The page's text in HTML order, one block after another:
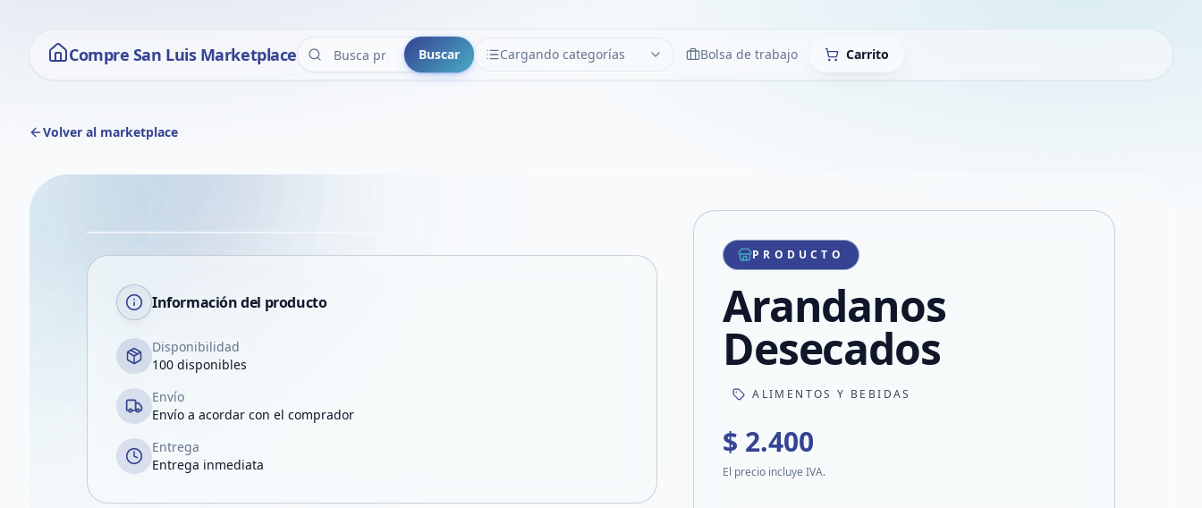
Compre San Luis Marketplace Buscar Cargando categorías
CATEGORÍAS LimpiarBolsa de trabajo Carrito
Volver al marketplace
VER EN PANTALLA COMPLETA
Compartir producto
Compartir por WhatsApp
Compartir por mail
Compartir en Facebook
Compartir en X
Información del producto
Disponibilidad
100 disponibles
Envío
Envío a acordar con el comprador
Entrega
Entrega inmediata
PRODUCTO
Arandanos
Desecados
ALIMENTOS Y BEBIDAS
$ 2.400
El precio incluye IVA.